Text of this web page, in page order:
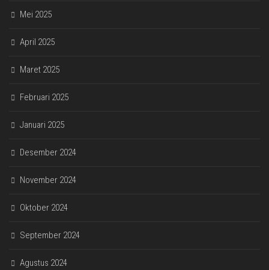
Mei 2025
April 2025
Maret 2025
Februari 2025
Januari 2025
Desember 2024
November 2024
Oktober 2024
September 2024
Agustus 2024